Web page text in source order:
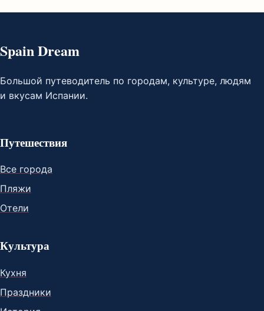
Spain Dream
Большой путеводитель по городам, культуре, людям
и вкусам Испании.
Путешествия
Все города
Пляжи
Отели
Культура
Кухня
Праздники